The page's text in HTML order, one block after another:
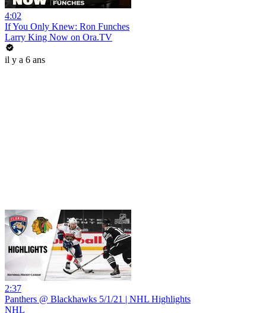
4:02
If You Only Knew: Ron Funches
Larry King Now on Ora.TV
il y a 6 ans
2:37
Panthers @ Blackhawks 5/1/21 | NHL Highlights
NHL